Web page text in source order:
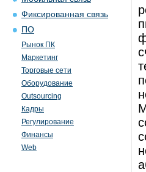
Фиксированная связь
ПО
Рынок ПК
Маркетинг
Торговые сети
Оборудование
Outsourcing
Кадры
Регулирование
Финансы
Web